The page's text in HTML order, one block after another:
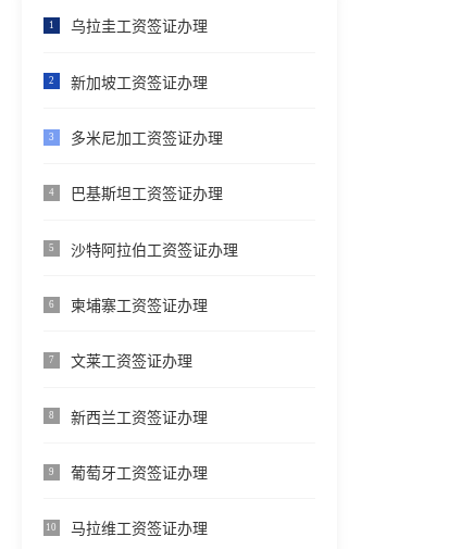
1 乌拉圭工资签证办理
2 新加坡工资签证办理
3 多米尼加工资签证办理
4 巴基斯坦工资签证办理
5 沙特阿拉伯工资签证办理
6 柬埔寨工资签证办理
7 文莱工资签证办理
8 新西兰工资签证办理
9 葡萄牙工资签证办理
10 马拉维工资签证办理